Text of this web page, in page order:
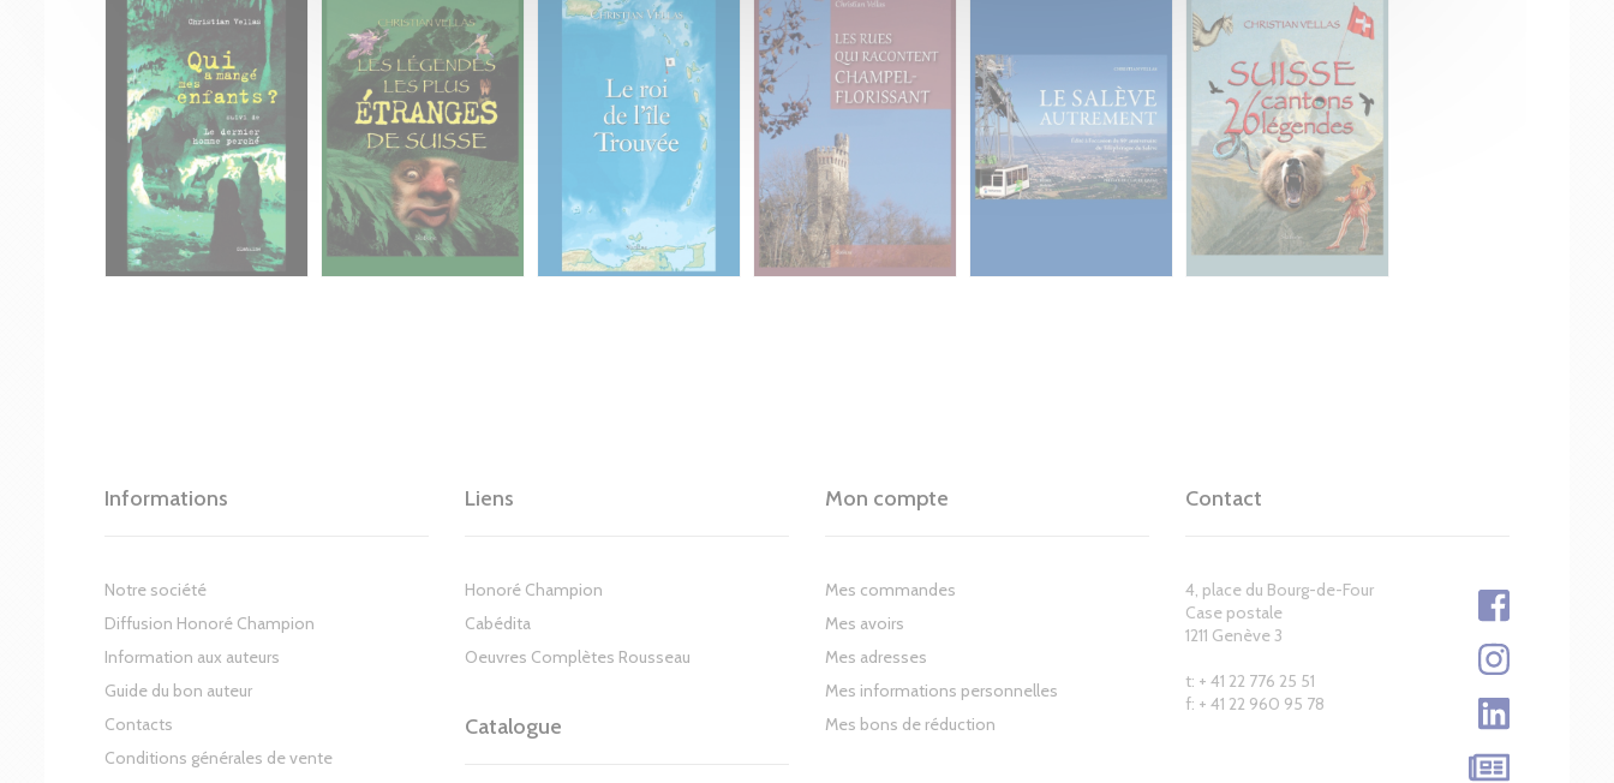
Informations
Notre société
Diffusion Honoré Champion
Information aux auteurs
Guide du bon auteur
Contacts
Conditions générales de vente
Liens
Honoré Champion
Cabédita
Oeuvres Complètes Rousseau
Catalogue
Mon compte
Mes commandes
Mes avoirs
Mes adresses
Mes informations personnelles
Mes bons de réduction
Contact
4, place du Bourg-de-Four
Case postale
1211 Genève 3
t: + 41 22 776 25 51
f: + 41 22 960 95 78